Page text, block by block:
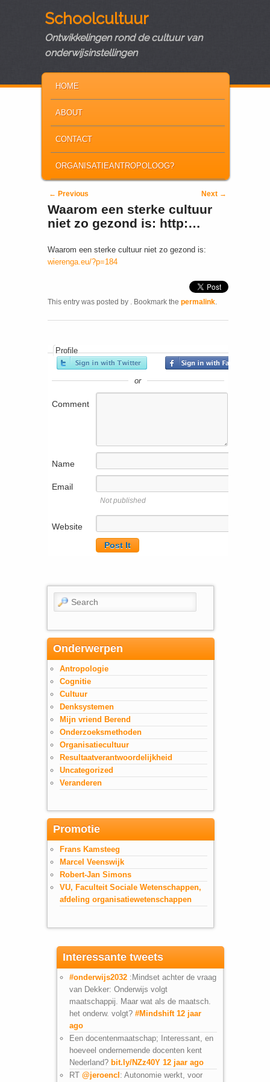
Schoolcultuur
Ontwikkelingen rond de cultuur van
onderwijsinstellingen
SKIP TO PRIMARY CONTENT
SKIP TO SECONDARY CONTENT
HOME
ABOUT
CONTACT
ORGANISATIEANTROPOLOOG?
Post navigation
← Previous Next →
Waarom een sterke cultuur
niet zo gezond is: http:…
Waarom een sterke cultuur niet zo gezond is:
wierenga.eu/?p=184
This entry was posted by . Bookmark the permalink.
Profile
or
Comment
Name
Email
Not published
Website
Search
Onderwerpen
Antropologie
Cognitie
Cultuur
Denksystemen
Mijn vriend Berend
Onderzoeksmethoden
Organisatiecultuur
Resultaatverantwoordelijkheid
Uncategorized
Veranderen
Promotie
Frans Kamsteeg
Marcel Veenswijk
Robert-Jan Simons
VU, Faculteit Sociale Wetenschappen,
afdeling organisatiewetenschappen
Interessante tweets
#onderwijs2032 :Mindset achter de vraag
van Dekker: Onderwijs volgt
maatschappij. Maar wat als de maatsch.
het onderw. volgt? #Mindshift 12 jaar
ago
Een docentenmaatschap; Interessant, en
hoeveel ondernemende docenten kent
Nederland? bit.ly/NZz40Y 12 jaar ago
RT @jeroencl: Autonomie werkt, voor